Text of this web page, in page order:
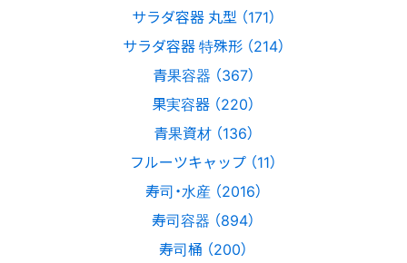
サラダ容器 丸型 （171）
サラダ容器 特殊形 （214）
青果容器 （367）
果実容器 （220）
青果資材 （136）
フルーツキャップ （11）
寿司・水産 （2016）
寿司容器 （894）
寿司桶 （200）